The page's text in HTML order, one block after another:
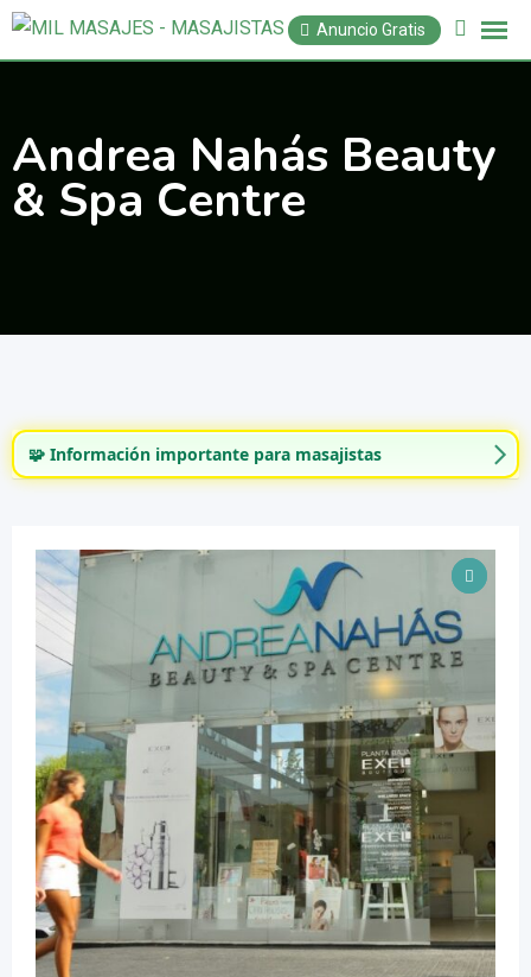
Saltar
Anuncio Gratis
Andrea Nahás Beauty
& Spa Centre
🧩 Información importante para masajistas